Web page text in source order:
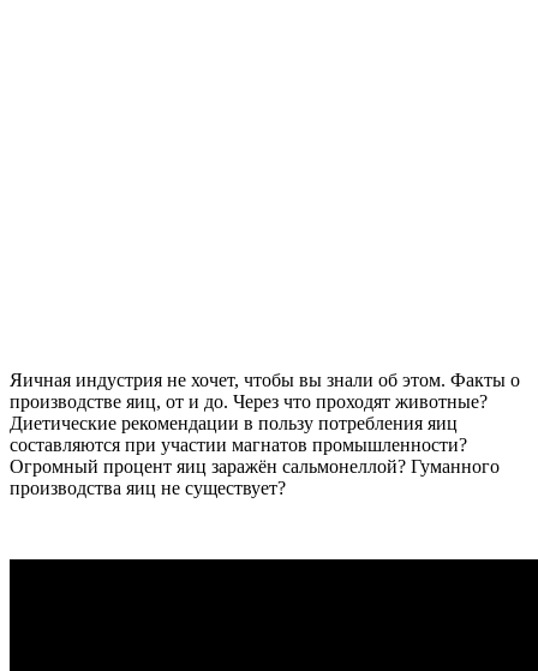
Яичная индустрия не хочет, чтобы вы знали об этом. Факты о
производстве яиц, от и до. Через что проходят животные?
Диетические рекомендации в пользу потребления яиц
составляются при участии магнатов промышленности?
Огромный процент яиц заражён сальмонеллой? Гуманного
производства яиц не существует?